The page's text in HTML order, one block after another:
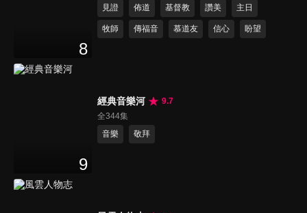
8
見證
佈道 基督教 讚美 主日
牧師 傳福音 慕道友 信心 盼望
9
經典音樂河
9.7
全344集
音樂
敬拜